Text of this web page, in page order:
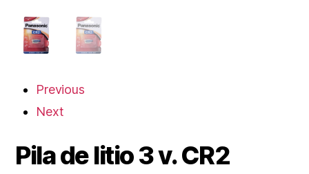
Previous
Next
Pila de litio 3 v. CR2